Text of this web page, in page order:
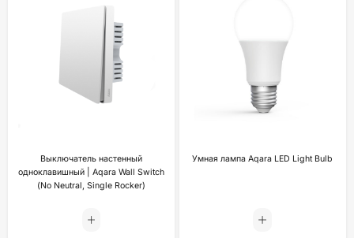
Выключатель настенный
одноклавишный | Aqara Wall Switch
(No Neutral, Single Rocker)
Умная лампа Aqara LED Light Bulb